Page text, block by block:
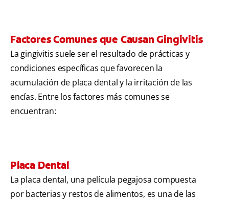
Factores Comunes que Causan Gingivitis
La gingivitis suele ser el resultado de prácticas y
condiciones específicas que favorecen la
acumulación de placa dental y la irritación de las
encías. Entre los factores más comunes se
encuentran:
Placa Dental
La placa dental, una película pegajosa compuesta
por bacterias y restos de alimentos, es una de las